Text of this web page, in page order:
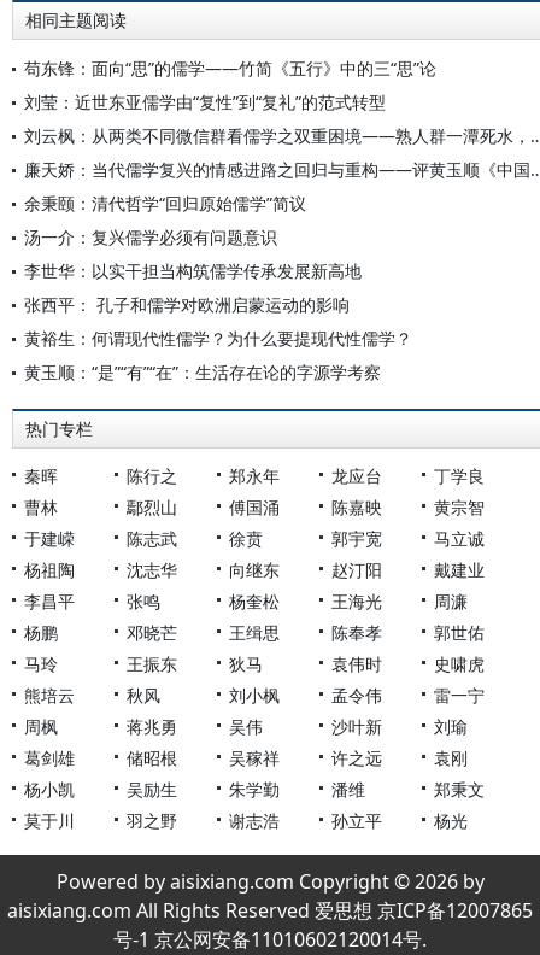
相同主题阅读
苟东锋：面向“思”的儒学——竹简《五行》中的三“思”论
刘莹：近世东亚儒学由“复性”到“复礼”的范式转型
刘云枫：从两类不同微信群看儒
廉天娇：当代儒学复兴的情感进路之
余秉颐：清代哲学“回归原始儒学”简议
汤一介：复兴儒学必须有问题意识
李世华：以实干担当构筑儒学传承发展新高地
张西平： 孔子和儒学对欧洲启蒙运动的影响
黄裕生：何谓现代性儒学？为什么要提现代性儒学？
黄玉顺：“是”“有”“在”：生活存在论的字源学考察
热门专栏
秦晖 陈行之 郑永年 龙应台
丁学良
曹林
鄢烈山 傅国涌 陈嘉映
黄宗智
于建嵘
陈志武 徐贲 郭宇宽
马立诚
杨祖陶
沈志华 向继东 赵汀阳
戴建业
李昌平
张鸣 杨奎松 王海光
周濂
杨鹏
邓晓芒 王缉思 陈奉孝
郭世佑
马玲
王振东 狄马 袁伟时
史啸虎
熊培云
秋风 刘小枫 孟令伟
雷一宁
周枫
蒋兆勇 吴伟 沙叶新
刘瑜
葛剑雄
储昭根 吴稼祥 许之远
袁刚
杨小凯
吴励生 朱学勤 潘维
郑秉文
莫于川
羽之野 谢志浩 孙立平 杨光
Powered by aisixiang.com Copyright © 2026 by
aisixiang.com All Rights Reserved 爱思想 京ICP备12007865
号-1 京公网安备11010602120014号.